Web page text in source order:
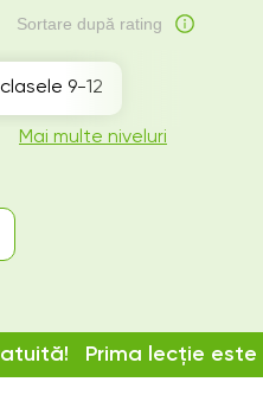
Prima lecție
Sortare după rating
9-12
Mai multe niveluri